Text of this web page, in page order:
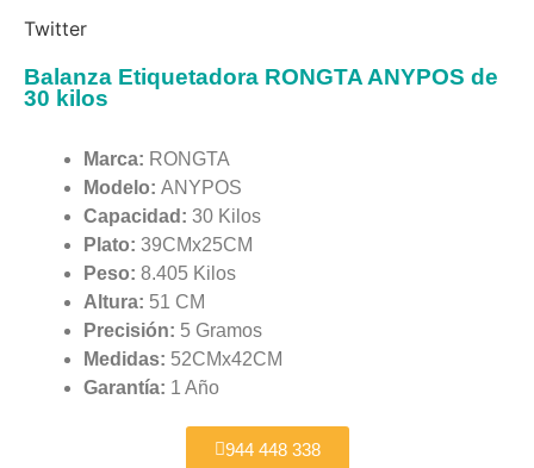
Twitter
Balanza Etiquetadora RONGTA ANYPOS de
30 kilos
Marca: RONGTA
Modelo: ANYPOS
Capacidad: 30 Kilos
Plato: 39CMx25CM
Peso: 8.405 Kilos
Altura: 51 CM
Precisión: 5 Gramos
Medidas: 52CMx42CM
Garantía: 1 Año
944 448 338